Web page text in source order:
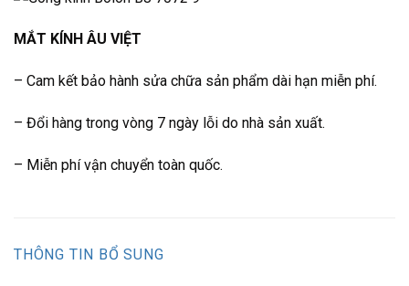
MẮT KÍNH ÂU VIỆT
– Cam kết bảo hành sửa chữa sản phẩm dài hạn miễn phí.
– Đổi hàng trong vòng 7 ngày lỗi do nhà sản xuất.
– Miễn phí vận chuyển toàn quốc.
THÔNG TIN BỔ SUNG